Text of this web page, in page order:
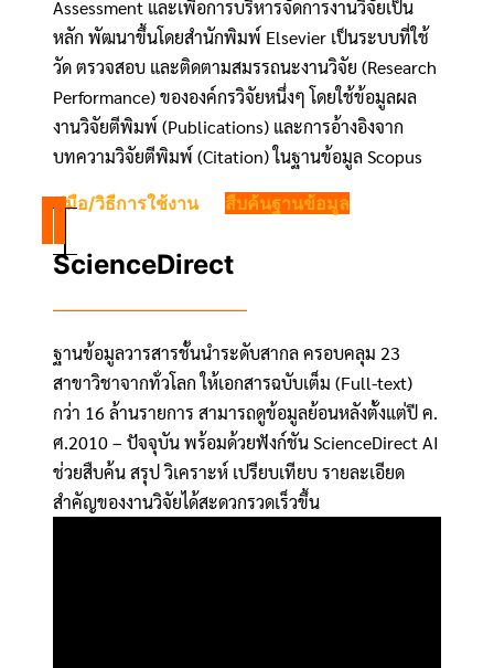
Assessment และเพื่อการบริหารจัดการงานวิจัยเป็น
หลัก พัฒนาขึ้นโดยสำนักพิมพ์ Elsevier เป็นระบบที่ใช้
วัด ตรวจสอบ และติดตามสมรรถนะงานวิจัย (Research
Performance) ขององค์กรวิจัยหนึ่งๆ โดยใช้ข้อมูลผล
งานวิจัยตีพิมพ์ (Publications) และการอ้างอิงจาก
บทความวิจัยตีพิมพ์ (Citation) ในฐานข้อมูล Scopus
คู่มือ/วิธีการใช้งาน สืบค้นฐานข้อมูล
ScienceDirect
ฐานข้อมูลวารสารชั้นนำระดับสากล ครอบคลุม 23
สาขาวิชาจากทั่วโลก ให้เอกสารฉบับเต็ม (Full-text)
กว่า 16 ล้านรายการ สามารถดูข้อมูลย้อนหลังตั้งแต่ปี ค.
ศ.2010 – ปัจจุบัน พร้อมด้วยฟังก์ชัน ScienceDirect AI
ช่วยสืบค้น สรุป วิเคราะห์ เปรียบเทียบ รายละเอียด
สำคัญของงานวิจัยได้สะดวกรวดเร็วขึ้น